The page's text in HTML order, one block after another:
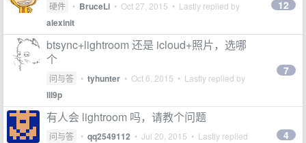
硬件 • BruceLi • Oct 27, 2015 • Lastly replied by
alexinit
12
btsync+lightroom 还是 icloud+照片，选哪
个
问与答 • tyhunter • Oct 6, 2015 • Lastly replied by
lll9p
7
有人会 lightroom 吗，请教个问题
问与答 • qq2549112 • Jul 20, 2015 • Lastly replied
4